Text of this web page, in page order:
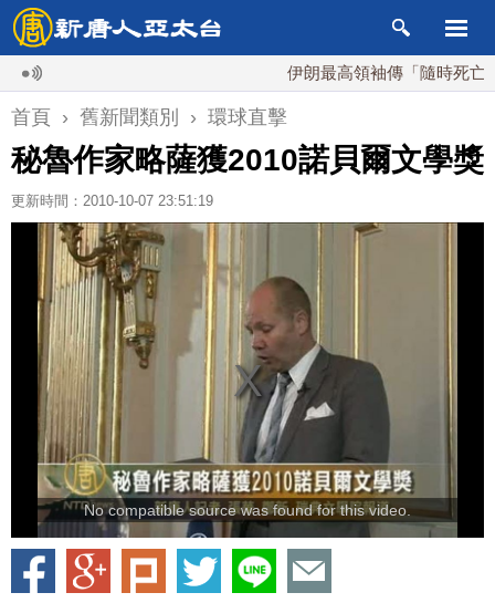
伊朗最高領袖傳「隨時死亡」
首頁 › 舊新聞類別 › 環球直擊
秘魯作家略薩獲2010諾貝爾文學獎
更新時間：2010-10-07 23:51:19
No compatible source was found for this video.